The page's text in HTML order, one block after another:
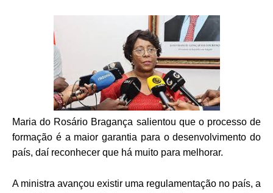
Maria do Rosário Bragança salientou que o processo de
formação é a maior garantia para o desenvolvimento do
país, daí reconhecer que há muito para melhorar.
A ministra avançou existir uma regulamentação no país, a